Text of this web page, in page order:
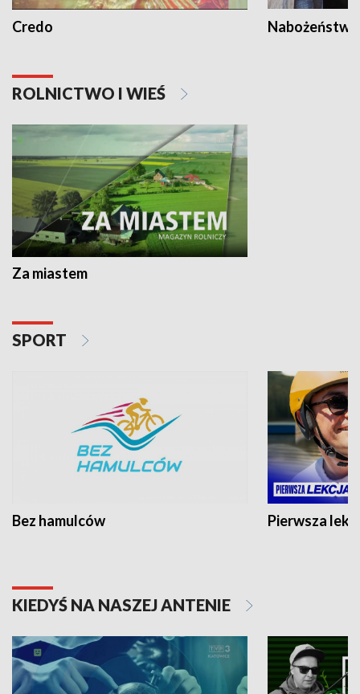
Credo
ROLNICTWO I WIEŚ
Za miastem
SPORT
Bez hamulców Pierwsza
KIEDYŚ NA NASZEJ ANTENIE